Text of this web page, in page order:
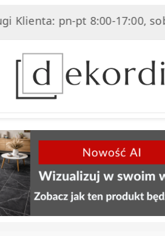
pn-pt 8:00-17:00, sob 8:00-